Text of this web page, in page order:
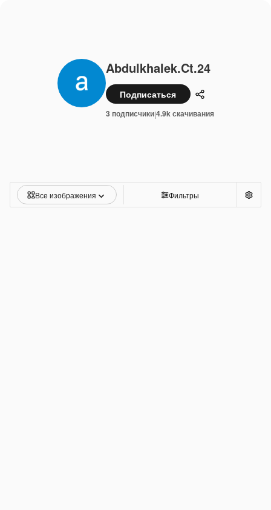
Abdulkhalek.ct.24
Подписаться Поделиться
3 подписчики|4.9k скачивания
Все изображения Фильтры